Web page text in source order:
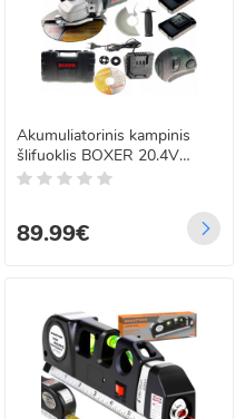
Akumuliatorinis kampinis
šlifuoklis BOXER 20.4V
4.0AH SR-008
89.99€